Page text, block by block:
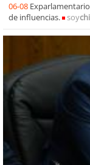
06-08
de influencias.
soy